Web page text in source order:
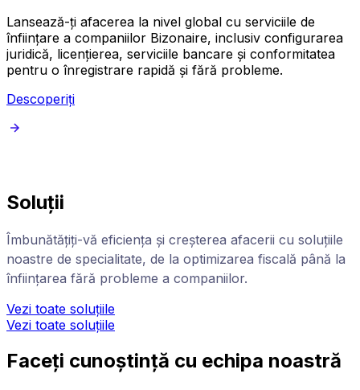
Lansează-ți afacerea la nivel global cu serviciile de
înființare a companiilor Bizonaire, inclusiv configurarea
juridică, licențierea, serviciile bancare și conformitatea
pentru o înregistrare rapidă și fără probleme.
Descoperiți
Soluții
Îmbunătățiți-vă eficiența și creșterea afacerii cu soluțiile
noastre de specialitate, de la optimizarea fiscală până la
înființarea fără probleme a companiilor.
Vezi toate soluțiile
Vezi toate soluțiile
Faceți cunoștință cu echipa noastră